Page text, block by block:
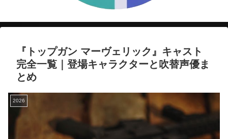
『トップガン マーヴェリック』キャスト
完全一覧｜登場キャラクターと吹替声優ま
とめ
2026